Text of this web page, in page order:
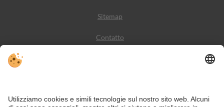
Sitemap
Contatto